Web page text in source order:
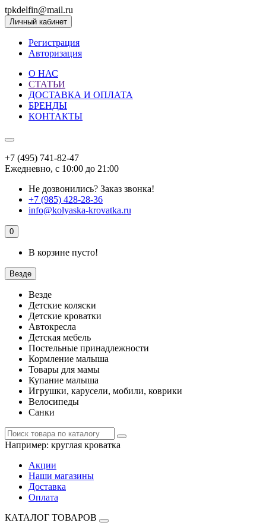
tpkdelfin@mail.ru
Личный кабинет
Регистрация
Авторизация
О НАС
СТАТЬИ
ДОСТАВКА И ОПЛАТА
БРЕНДЫ
КОНТАКТЫ
+7 (495) 741-82-47
Ежедневно, с 10:00 до 21:00
Не дозвонились? Заказ звонка!
+7 (985) 428-28-36
info@kolyaska-krovatka.ru
0
В корзине пусто!
Везде
Везде
Детские коляски
Детские кроватки
Автокресла
Детская мебель
Постельные принадлежности
Кормление малыша
Товары для мамы
Купание малыша
Игрушки, карусели, мобили, коврики
Велосипеды
Санки
Например: круглая кроватка
Акции
Наши магазины
Доставка
Оплата
КАТАЛОГ ТОВАРОВ